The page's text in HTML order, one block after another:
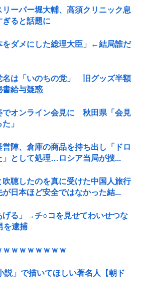
リーパー堀大輔、高須クリニック息
ると話題に
をダメにした総理大臣」←結局誰だ
名は「いのちの党」 旧グッズ半額
給与疑惑
でオンライン会見に 秋田県「会見
」
陣、倉庫の商品を持ち出し「ドロ
」として処理…ロシア当局が捜...
吹聴したのを真に受けた中国人旅行
日本ほど安全ではなかった結...
げる」→チ○コを見せてわいせつな
を逮捕
ｗｗｗｗｗｗｗ
説」で描いてほしい著名人【朝ド